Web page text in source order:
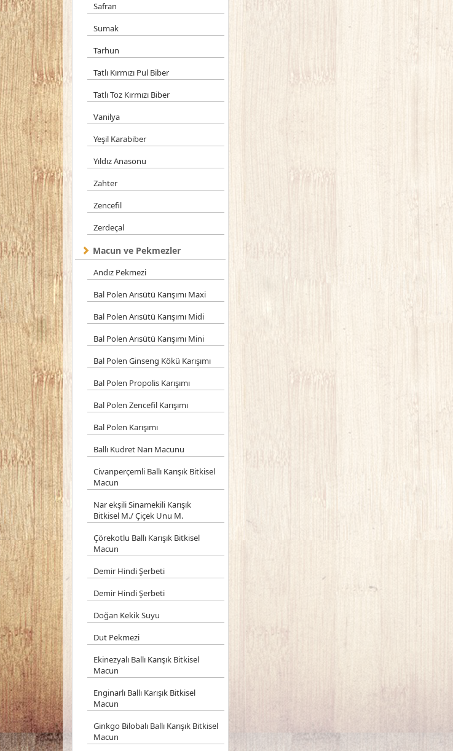
Safran
Sumak
Tarhun
Tatlı Kırmızı Pul Biber
Tatlı Toz Kırmızı Biber
Vanilya
Yeşil Karabiber
Yıldız Anasonu
Zahter
Zencefil
Zerdeçal
Macun ve Pekmezler
Andız Pekmezi
Bal Polen Arısütü Karışımı Maxi
Bal Polen Arısütü Karışımı Midi
Bal Polen Arısütü Karışımı Mini
Bal Polen Ginseng Kökü Karışımı
Bal Polen Propolis Karışımı
Bal Polen Zencefil Karışımı
Bal Polen Karışımı
Ballı Kudret Narı Macunu
Civanperçemli Ballı Karışık Bitkisel
Macun
Nar ekşili Sinamekili Karışık
Bitkisel M./ Çiçek Unu M.
Çörekotlu Ballı Karışık Bitkisel
Macun
Demir Hindi Şerbeti
Demir Hindi Şerbeti
Doğan Kekik Suyu
Dut Pekmezi
Ekinezyalı Ballı Karışık Bitkisel
Macun
Enginarlı Ballı Karışık Bitkisel
Macun
Ginkgo Bilobalı Ballı Karışık Bitkisel
Macun